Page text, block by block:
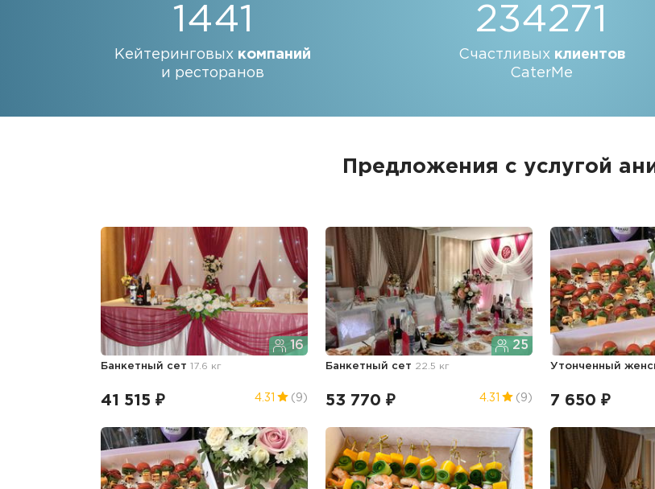
1441
Кейтеринговых компаний
и ресторанов
234271
Счастливых клиентов
CaterMe
Предложения с услугой
16
Банкетный сет17.6 кг
41 515 ₽ 4.31 (9)
25
Банкетный сет 22.5 кг
53 770 ₽ 4.31 (9)
Утонченный
7 650 ₽